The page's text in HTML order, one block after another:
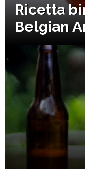
Ricetta
Belgian